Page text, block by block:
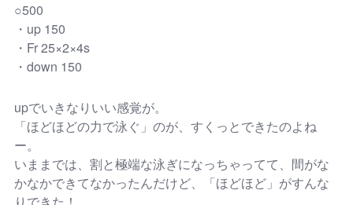
○500
・up 150
・Fr 25×2×4s
・down 150
upでいきなりいい感覚が。
「ほどほどの力で泳ぐ」のが、すくっとできたのよね
ー。
いままでは、割と極端な泳ぎになっちゃってて、間がな
かなかできてなかったんだけど、「ほどほど」がすんな